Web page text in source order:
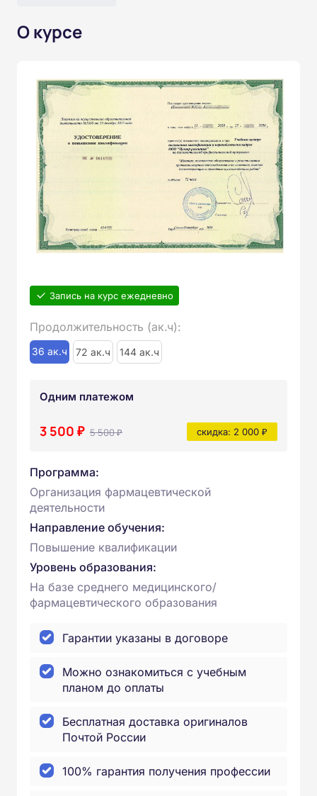
О курсе
Запись на курс ежедневно
Продолжительность (ак.ч):
36 ак.ч 72 ак.ч 144 ак.ч
Одним платежом
3 500 ₽ 5 500 ₽ скидка: 2 000 ₽
Программа:
Организация фармацевтической
деятельности
Направление обучения:
Повышение квалификации
Уровень образования:
На базе среднего медицинского/
фармацевтического образования
Гарантии указаны в договоре
Можно ознакомиться с учебным
планом до оплаты
Бесплатная доставка оригиналов
Почтой России
100% гарантия получения профессии